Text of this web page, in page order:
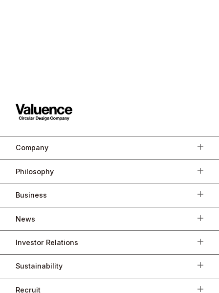
Company
Philosophy
Business
News
Investor Relations
Sustainability
Recruit